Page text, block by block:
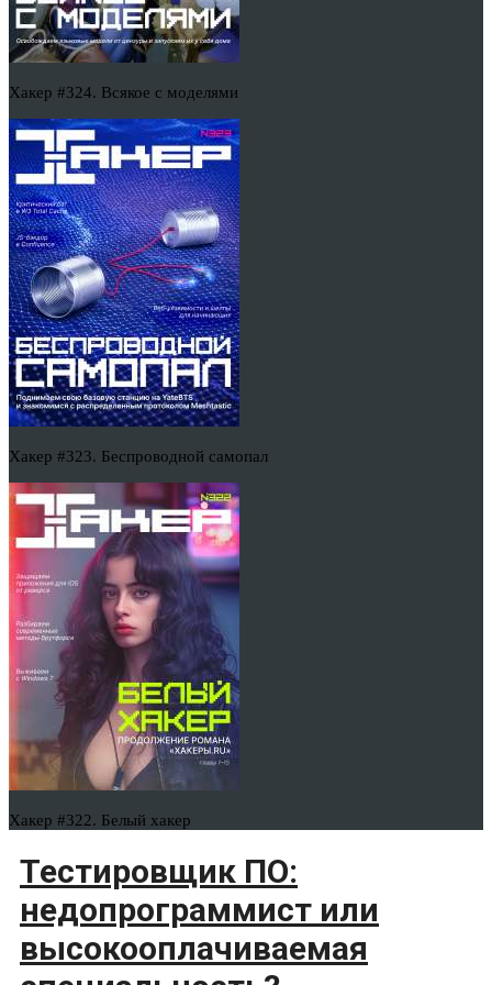
Хакер #324. Всякое с моделями
Хакер #323. Беспроводной самопал
Хакер #322. Белый хакер
Тестировщик ПО:
недопрограммист или
высокооплачиваемая